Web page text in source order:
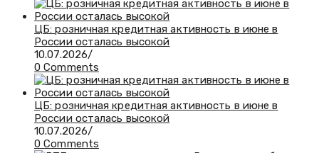
ЦБ: розничная кредитная активность в июне в
России осталась высокой
10.07.2026/
0 Comments
ЦБ: розничная кредитная активность в июне в
России осталась высокой
10.07.2026/
0 Comments